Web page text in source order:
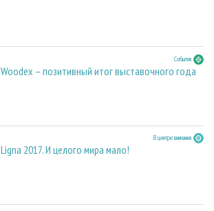
События
Woodex – позитивный итог выставочного года
В центре внимания
Ligna 2017. И целого мира мало!